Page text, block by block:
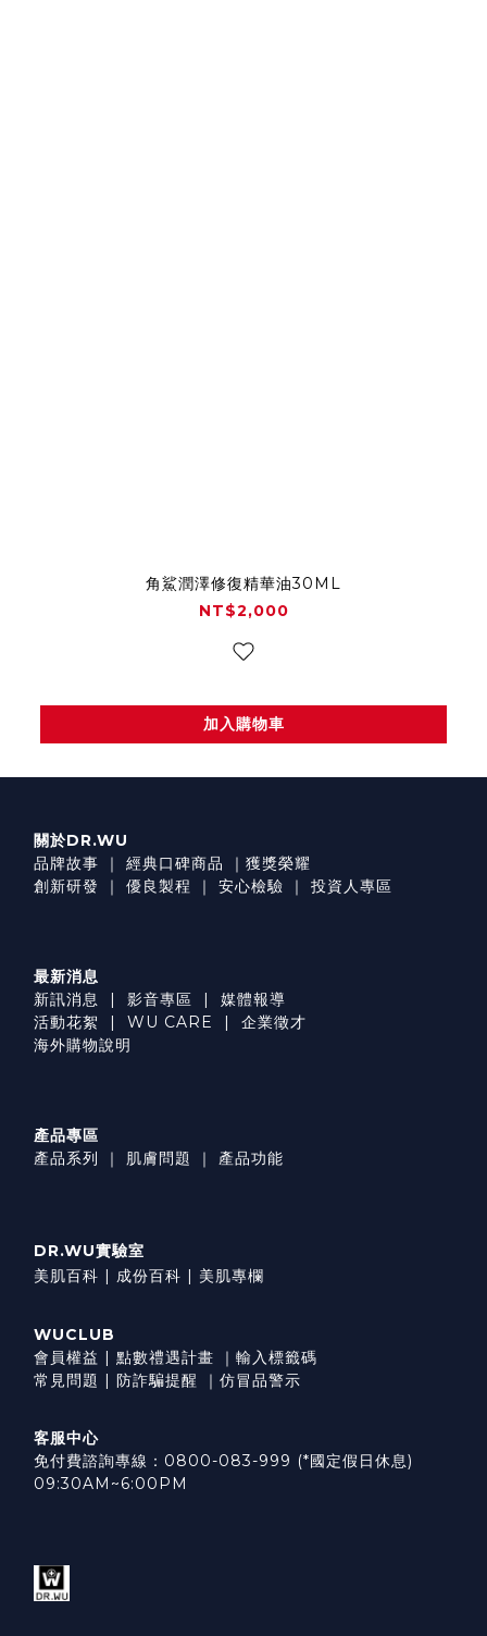
角鯊潤澤修復精華油30ML
NT$2,000
加入購物車
關於DR.WU
品牌故事 ｜ 經典口碑商品 ｜ 獲獎榮耀
創新研發
｜ 優良製程 ｜ 安心檢驗 ｜ 投資人專區
最新消息
新訊消息
| 影音專區 | 媒體報導
活動花絮
| WU CARE | 企業徵才
海外購物說明
產品專區
產品系列
｜ 肌膚問題 ｜ 產品功能
DR.WU實驗室
美肌百科 | 成份百科 | 美肌專欄
WUCLUB
會員權益 | 點數禮遇計畫 ｜ 輸入標籤碼
常見問題 | 防詐騙提醒 ｜ 仿冒品警示
客服中心
免付費諮詢專線：0800-083-999 (*國定假日休息)
09:30AM~6:00PM